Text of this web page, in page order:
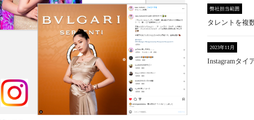
弊社担当範囲
タレントを複
2023年11月
Instagramタイ